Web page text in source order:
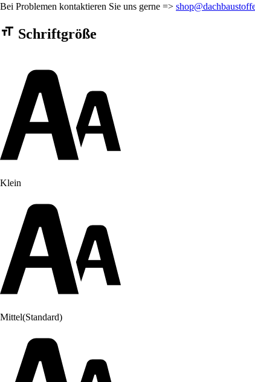
Bei Problemen kontaktieren Sie uns gerne =>
Barrierefreiheit Einstellungen Formular
Schriftgröße
Klein
Mittel(Standard)